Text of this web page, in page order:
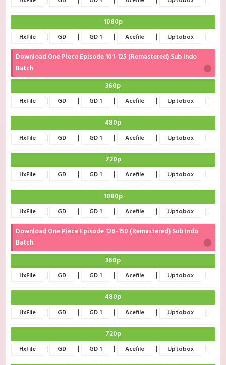
1080p
HxFile | GD | GD 1 | Acefile | Uptobox
|
Download One Piece Episode 101-125 (Remastered) Sub Indo
Batch
360p
HxFile | GD | GD 1 | Acefile | Uptobox |
480p
HxFile | GD | GD 1 | Acefile | Uptobox |
720p
HxFile | GD | GD 1 | Acefile | Uptobox |
1080p
HxFile | GD | GD 1 | Acefile | Uptobox
|
Download One Piece Episode 126-150 (Remastered) Sub Indo
Batch
360p
HxFile | GD | GD 1 | Acefile | Uptobox |
480p
HxFile | GD | GD 1 | Acefile | Uptobox |
720p
HxFile | GD | GD 1 | Acefile | Uptobox |